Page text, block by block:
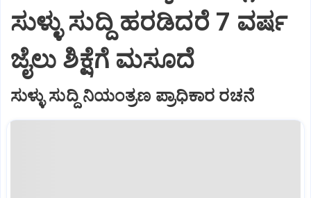
ಸುಳ್ಳು ಸುದ್ದಿ ಹರಡಿದರೆ 7 ವರ್ಷ
ಜೈಲು ಶಿಕ್ಷೆಗೆ ಮಸೂದೆ
ಸುಳ್ಳು ಸುದ್ದಿ ನಿಯಂತ್ರಣ ಪ್ರಾಧಿಕಾರ ರಚನೆ